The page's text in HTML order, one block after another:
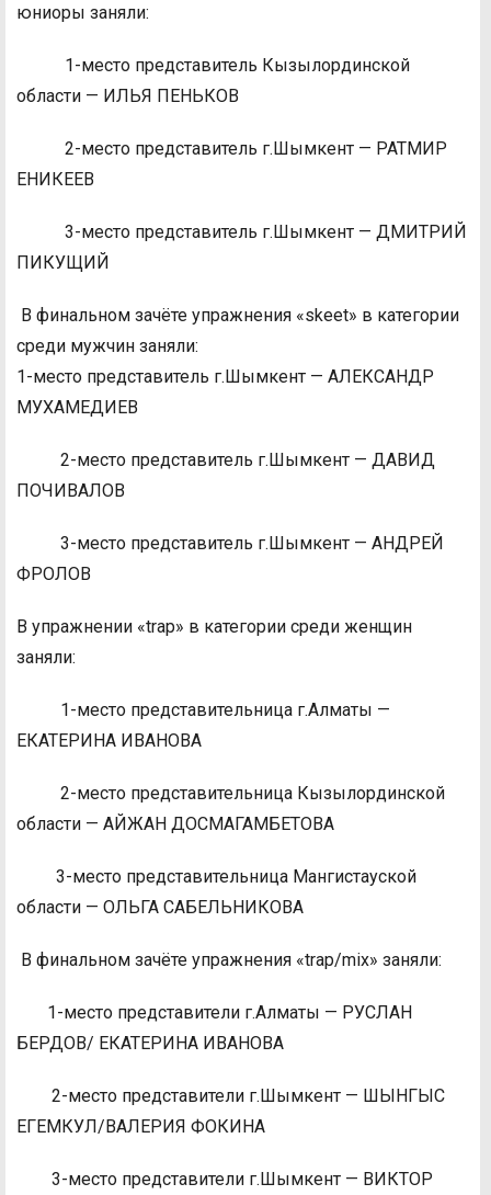
юниоры заняли:
1-место представитель Кызылординской
области — ИЛЬЯ ПЕНЬКОВ
2-место представитель г.Шымкент — РАТМИР
ЕНИКЕЕВ
3-место представитель г.Шымкент — ДМИТРИЙ
ПИКУЩИЙ
В финальном зачёте упражнения «skeet» в категории
среди мужчин заняли:
1-место представитель г.Шымкент — АЛЕКСАНДР
МУХАМЕДИЕВ
2-место представитель г.Шымкент — ДАВИД
ПОЧИВАЛОВ
3-место представитель г.Шымкент — АНДРЕЙ
ФРОЛОВ
В упражнении «trap» в категории среди женщин
заняли:
1-место представительница г.Алматы —
ЕКАТЕРИНА ИВАНОВА
2-место представительница Кызылординской
области — АЙЖАН ДОСМАГАМБЕТОВА
3-место представительница Мангистауской
области — ОЛЬГА САБЕЛЬНИКОВА
В финальном зачёте упражнения «trap/mix» заняли:
1-место представители г.Алматы — РУСЛАН
БЕРДОВ/ ЕКАТЕРИНА ИВАНОВА
2-место представители г.Шымкент — ШЫНГЫС
ЕГЕМКУЛ/ВАЛЕРИЯ ФОКИНА
3-место представители г.Шымкент — ВИКТОР